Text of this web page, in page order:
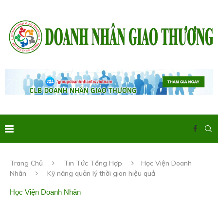
Trang Chủ Tin Tức Tổng Hợp
Học Viện Doanh
Nhân
Kỹ năng quản lý thời gian hiệu quả
Học Viện Doanh Nhân